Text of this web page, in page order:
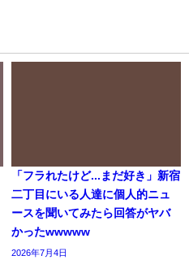
「フラれたけど...まだ好き」新宿
二丁目にいる人達に個人的ニュ
ースを聞いてみたら回答がヤバ
かったwwwww
2026年7月4日